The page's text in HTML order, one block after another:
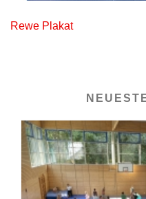
Rewe Plakat